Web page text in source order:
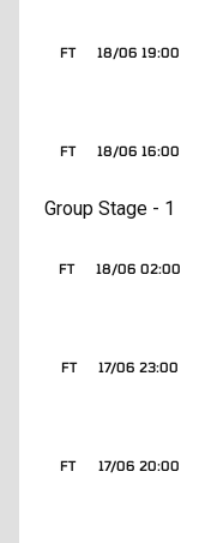
18/06 19:00
FT
18/06 16:00
FT
Group Stage - 1
18/06 02:00
FT
17/06 23:00
FT
17/06 20:00
FT